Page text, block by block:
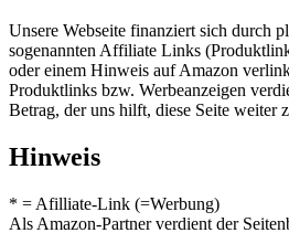
Unsere Webseite finanziert sich durch
sogenannten Affiliate Links
oder einem Hinweis auf Amazon
Produktlinks bzw. Werbeanzeigen
Betrag, der uns hilft, diese Seite weiter
Hinweis
* = Afilliate-Link (=Werbung)
Als Amazon-Partner verdient der